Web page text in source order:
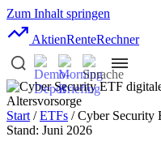
Zum Inhalt springen
AktienRenteRechner
Start /ETFs / Cyber Security
Stand: Juni 2026